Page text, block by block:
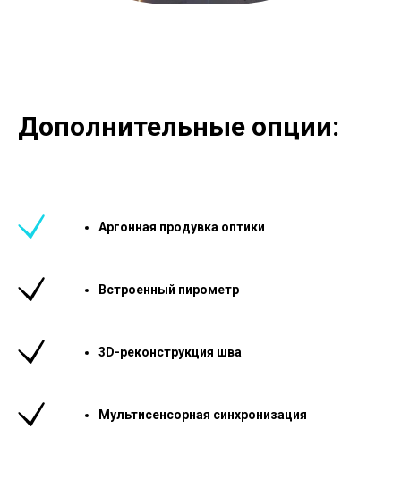
Дополнительные опции:
Аргонная продувка оптики
Встроенный пирометр
3D-реконструкция шва
Мультисенсорная синхронизация